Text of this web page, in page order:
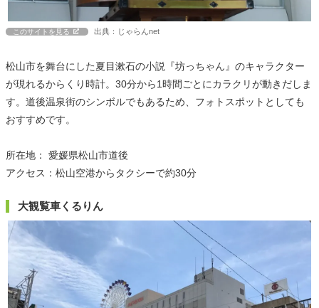
このサイトを見る 出典：じゃらんnet
松山市を舞台にした夏目漱石の小説『坊っちゃん』のキャラクター
が現れるからくり時計。30分から1時間ごとにカラクリが動きだしま
す。道後温泉街のシンボルでもあるため、フォトスポットとしても
おすすめです。
所在地： 愛媛県松山市道後
アクセス：松山空港からタクシーで約30分
大観覧車くるりん